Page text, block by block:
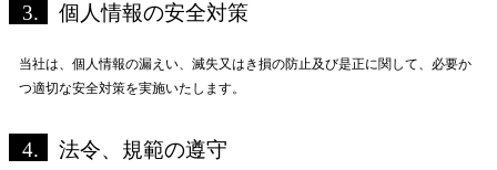
3. 個人情報の安全対策
当社は、個人情報の漏えい、滅失又はき損の防止及び是正に関して、必要か
つ適切な安全対策を実施いたします。
4. 法令、規範の遵守